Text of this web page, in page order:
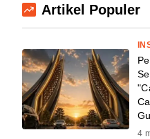
Artikel Populer
4